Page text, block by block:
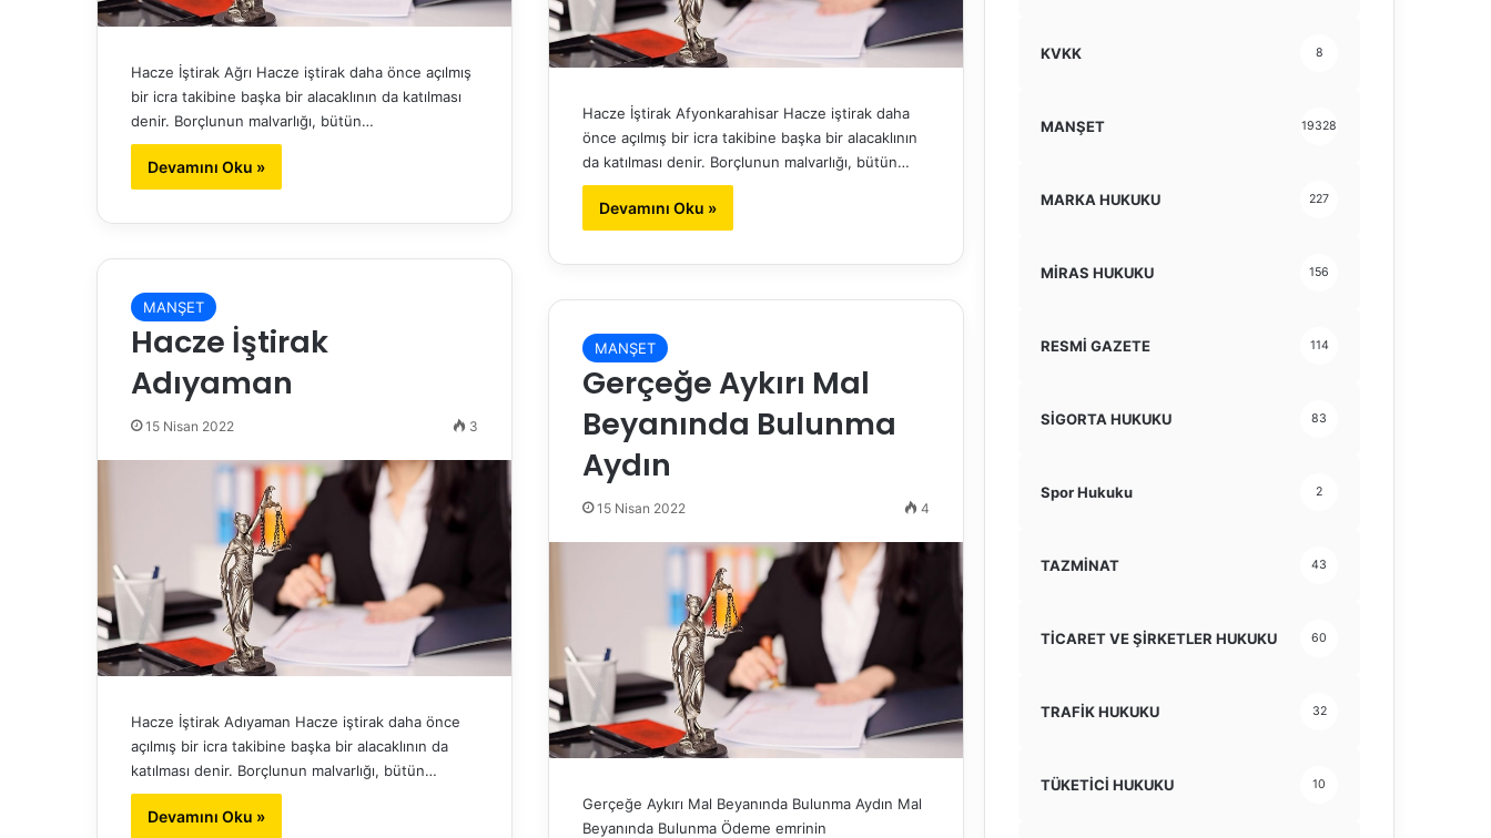
Hacze İştirak Ağrı Hacze iştirak daha önce açılmış
bir icra takibine başka bir alacaklının da katılması
denir. Borçlunun malvarlığı, bütün…
Devamını Oku »
Hacze İştirak Afyonkarahisar Hacze iştirak daha
önce açılmış bir icra takibine başka bir alacaklının
da katılması denir. Borçlunun malvarlığı, bütün…
Devamını Oku »
MANŞET
Hacze İştirak
Adıyaman
15 Nisan 2022 3
Hacze İştirak Adıyaman Hacze iştirak daha önce
açılmış bir icra takibine başka bir alacaklının da
katılması denir. Borçlunun malvarlığı, bütün…
Devamını Oku »
MANŞET
Gerçeğe Aykırı Mal
Beyanında Bulunma
Aydın
15 Nisan 2022 4
Gerçeğe Aykırı Mal Beyanında Bulunma Aydın Mal
Beyanında Bulunma Ödeme emrinin
KVKK 8
MANŞET 19328
MARKA HUKUKU 227
MİRAS HUKUKU 156
RESMİ GAZETE 114
SİGORTA HUKUKU 83
Spor Hukuku 2
TAZMİNAT 43
TİCARET VE ŞİRKETLER HUKUKU 60
TRAFİK HUKUKU 32
TÜKETİCİ HUKUKU 10